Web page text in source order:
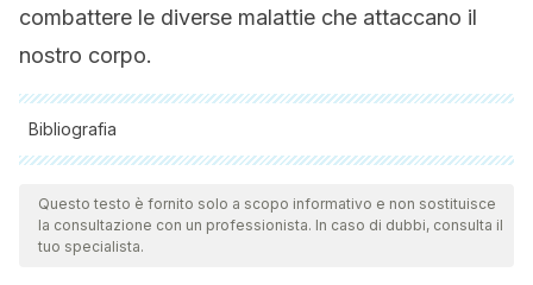
combattere le diverse malattie che attaccano il
nostro corpo.
Bibliografia
Tutte le fonti citate sono state esaminate a fondo dal nostro
team per garantirne la qualità, l'affidabilità, l'attualità e la
validità. La bibliografia di questo articolo è stata considerata
Questo testo è fornito solo a scopo informativo e non sostituisce
la consultazione con un professionista. In caso di dubbi, consulta il
tuo specialista.